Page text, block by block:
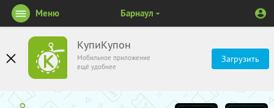
КупиКупон
Мобильное приложение
ещё удобнее
Загрузить
Меню Барнаул